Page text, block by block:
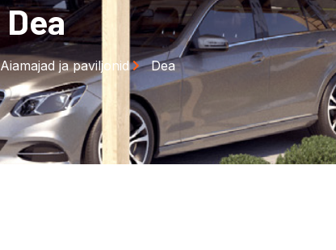
Dea
Aiamajad ja paviljonid Dea